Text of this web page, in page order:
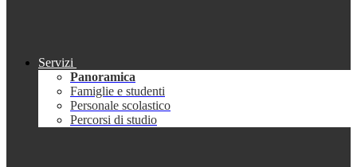
Servizi
Panoramica
Famiglie e studenti
Personale scolastico
Percorsi di studio